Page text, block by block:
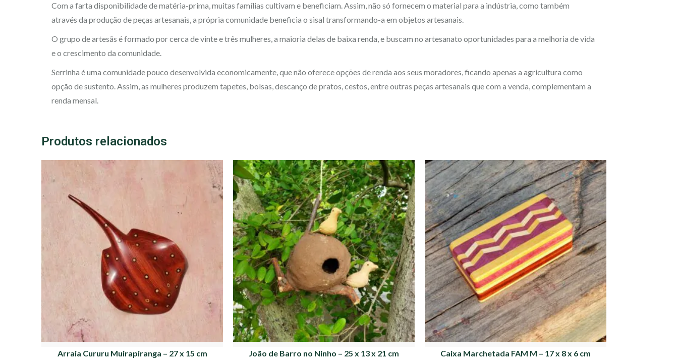
Com a farta disponibilidade de matéria-prima, muitas famílias cultivam e beneficiam. Assim, não só fornecem o material para a indústria, como também
através da produção de peças artesanais, a própria comunidade beneficia o sisal transformando-a em objetos artesanais.
O grupo de artesãs é formado por cerca de vinte e três mulheres, a maioria delas de baixa renda, e buscam no artesanato oportunidades para a melhoria de vida
e o crescimento da comunidade.
Serrinha é uma comunidade pouco desenvolvida economicamente, que não oferece opções de renda aos seus moradores, ficando apenas a agricultura como
opção de sustento. Assim, as mulheres produzem tapetes, bolsas, descanço de pratos, cestos, entre outras peças artesanais que com a venda, complementam a
renda mensal.
Produtos relacionados
Arraia Cururu Muirapiranga – 27 x 15 cm João de Barro no Ninho – 25 x 13 x 21 cm Caixa Marchetada FAM M – 17 x 8 x 6 cm